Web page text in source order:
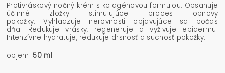
Protivráskový nočný krém s kolagénovou formulou. Obsahuje
účinné zložky stimulujúce proces obnovy
pokožky. Vyhladzuje nerovnosti objavujúce sa počas
dňa. Redukuje vrásky, regeneruje a vyživuje epidermu.
Intenzívne hydratuje, redukuje drsnosť a suchosť pokožky.
objem: 50 ml